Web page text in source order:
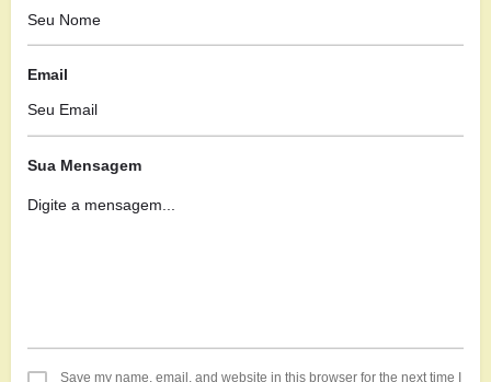
Email
Sua Mensagem
Save my name, email, and website in this browser for the next time I